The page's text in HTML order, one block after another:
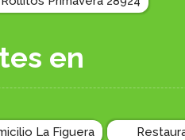
en
La Figuera